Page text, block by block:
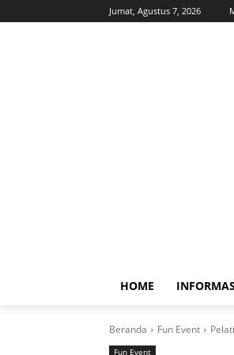
Jumat, Agustus 7, 2026
HOME
Beranda Fun Event
Fun Event